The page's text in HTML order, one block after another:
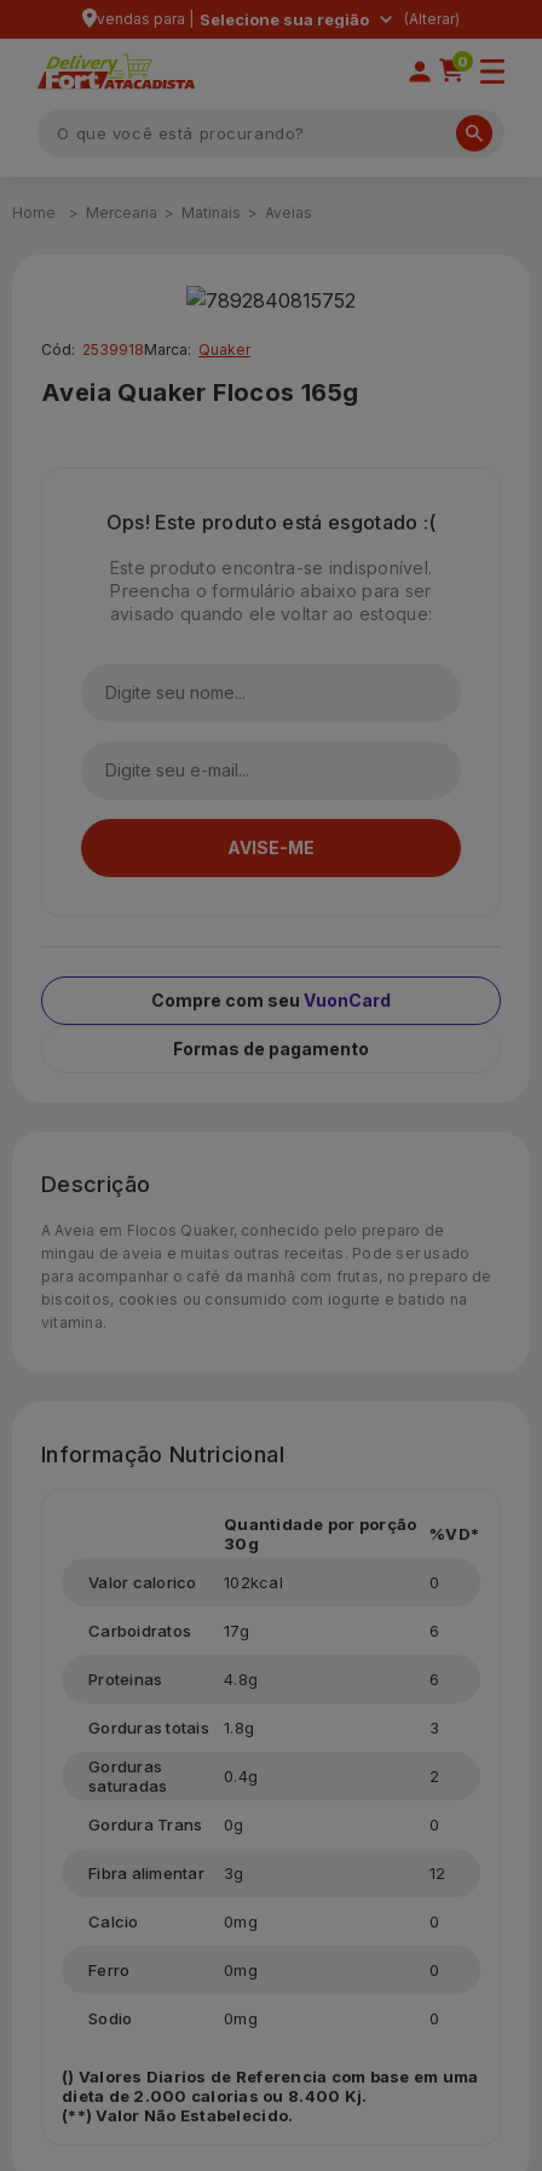
vendas para | Selecione sua região
0
Mercearia Matinais Aveias
Cód: 2539918Marca: Quaker
Aveia Quaker Flocos 165g
Ops! Este produto está esgotado :(
Este produto encontra-se indisponível.
Preencha o formulário abaixo para ser
avisado quando ele voltar ao estoque:
Compre com seu VuonCard
Formas de pagamento
Descrição
A Aveia em Flocos Quaker, conhecido pelo preparo de
mingau de aveia e muitas outras receitas. Pode ser usado
para acompanhar o café da manhã com frutas, no preparo de
biscoitos, cookies ou consumido com iogurte e batido na
vitamina.
Informação Nutricional
Quantidade por porção
30g
%VD*
Valor calorico 102kcal 0
Carboidratos 17g 6
Proteinas 4.8g 6
Gorduras totais 1.8g
3
Gorduras
saturadas
0.4g 2
Gordura Trans 0g 0
Fibra alimentar 3g 12
Calcio 0mg 0
Ferro 0mg 0
Sodio 0mg 0
() Valores Diarios de Referencia com base em uma
dieta de 2.000 calorias ou 8.400 Kj.
(**) Valor Não Estabelecido.